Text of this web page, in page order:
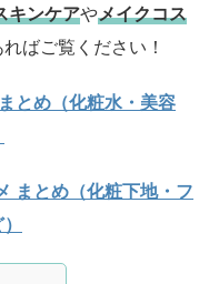
キンケアやメイクコス
ばご覧ください！
とめ（化粧水・美容
まとめ（化粧下地・フ